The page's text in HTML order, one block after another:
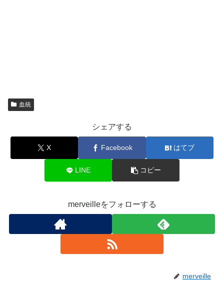
血統
シェアする
X Facebook はてブ
LINE コピー
merveilleをフォローする
merveille